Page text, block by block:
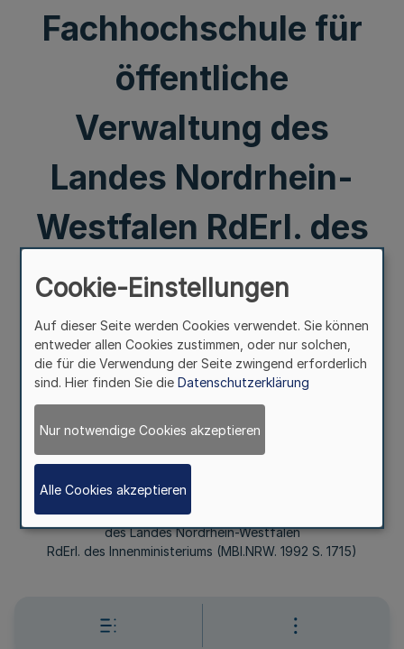
Fachhochschule für
öffentliche
Verwaltung des
Landes Nordrhein-
Westfalen RdErl. des
Innenministeriums
(MBl.NRW. 1992 S.
1715)
Mehr
Grundordnung der Fachhochschule für öffentliche
Verwaltung
des Landes Nordrhein-Westfalen
RdErl. des Innenministeriums (MBl.NRW. 1992 S. 1715)
Cookie-Einstellungen
Auf dieser Seite werden Cookies verwendet. Sie können
entweder allen Cookies zustimmen, oder nur solchen,
die für die Verwendung der Seite zwingend erforderlich
sind. Hier finden Sie die Datenschutzerklärung
Nur notwendige Cookies akzeptieren
Alle Cookies akzeptieren